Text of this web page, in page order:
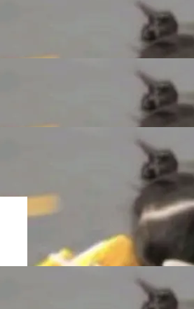
理计划。其中，Dee
拉取镜像时会拒绝包
Linux 内核...
IPMC）投票中获得
着 Fluss 迈入新的发
现其作为“AI版维基百
待处理状态。 Groki
为由人工智能生成内
为传统众包百科网站
调查发现，无论
，均未出现近期更
的 Bean、写 R
、
册 LocaleChangeInt
看到第一行翻译文
个 i18n 模块围绕三
强 Iceberg：
INTO 与 Iceb
，正是缺失的那一
上，Doris 进一步支